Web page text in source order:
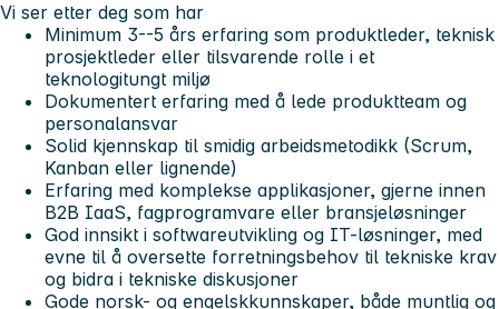
Vi ser etter deg som har
Minimum 3--5 års erfaring som produktleder, teknisk
prosjektleder eller tilsvarende rolle i et
teknologitungt miljø
Dokumentert erfaring med å lede produktteam og
personalansvar
Solid kjennskap til smidig arbeidsmetodikk (Scrum,
Kanban eller lignende)
Erfaring med komplekse applikasjoner, gjerne innen
B2B IaaS, fagprogramvare eller bransjeløsninger
God innsikt i softwareutvikling og IT-løsninger, med
evne til å oversette forretningsbehov til tekniske krav
og bidra i tekniske diskusjoner
Gode norsk- og engelskkunnskaper, både muntlig og